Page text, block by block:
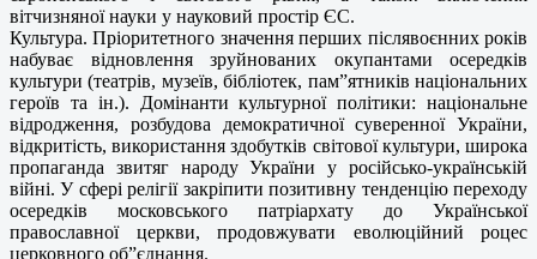
вітчизняної науки у науковий простір ЄС.
Культура. Пріоритетного значення перших післявоєнних років
набуває відновлення зруйнованих окупантами осередків
культури (театрів, музеїв, бібліотек, пам”ятників національних
героїв та ін.). Домінанти культурної політики: національне
відродження, розбудова демократичної суверенної України,
відкритість, використання здобутків світової культури, широка
пропаганда звитяг народу України у російсько-українській
війні. У сфері релігії закріпити позитивну тенденцію переходу
осередків московського патріархату до Української
православної церкви, продовжувати еволюційний роцес
церковного об”єднання.